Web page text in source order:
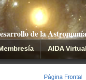
de la Astronomía
AIDA Virtual
Página Frontal